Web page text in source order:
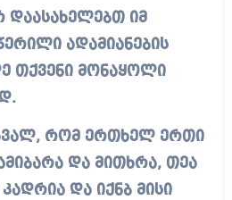
დაასახელებთ იმ
ადამიანების
თქვენი მონაყოლი
ხვალ, რომ ერთხელ ერთი
და მითხრა, თეა
და იქნბ მისი